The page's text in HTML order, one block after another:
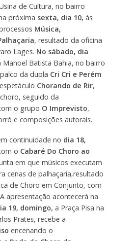
de Cultura, no bairro
próxima sexta, dia 10, às
Música,
, resultado da oficina
Lages. No sábado, dia
Manoel Batista Bahia, no bairro
da dupla Cri Cri e Perém
Chorando de Rir,
seguido da
o grupo O Imprevisto,
e composições autorais.
continuidade no dia 18,
o Cabaré Do Choro ao
em que músicos executam
cenas de palhaçaria,resultado
de Choro em Conjunto, com
apresentação acontecerá na
19, domingo, a Praça Pisa na
Prates, recebe a
encenando o